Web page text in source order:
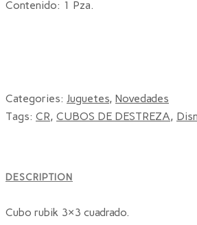
Contenido: 1 Pza.
Categories: Juguetes, Novedades
Tags: CR, CUBOS DE DESTREZA,
DESCRIPTION
Cubo rubik 3×3 cuadrado.